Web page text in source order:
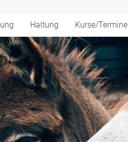
Haltung Kurse/Termine